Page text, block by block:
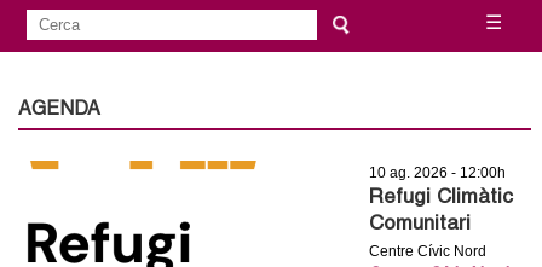
☰
F
r
a
e
a
AGENDA
10 ag. 2026 - 12:00h
Refugi Climàtic
Comunitari
Centre Cívic Nord